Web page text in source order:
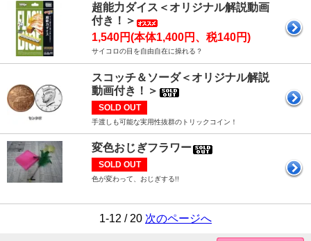
超能力ダイス＜オリジナル解説動画
付き！＞
1,540円(本体1,400円、税140円)
サイコロの目を自由自在に操れる？
スコッチ＆ソーダ＜オリジナル解説
動画付き！＞
SOLD OUT
手渡しも可能な実用性抜群のトリックコイン！
変色おじぎフラワー
SOLD OUT
色が変わって、おじぎする!!
1-12 / 20 次のページへ